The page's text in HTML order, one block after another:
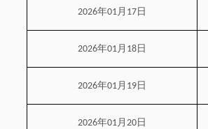
2026年01月 17 日
2026年01月 18 日
2026年01月 19 日
2026年01月 20 日